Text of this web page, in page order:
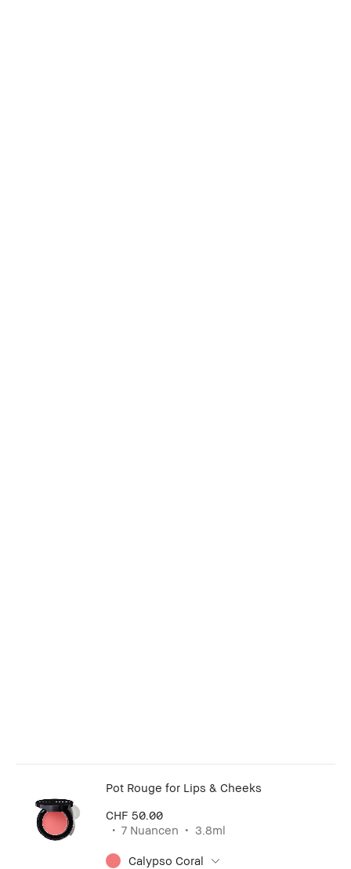
Pot Rouge for Lips & Cheeks
CHF 50.00
7 Nuancen
3.8ml
Calypso Coral